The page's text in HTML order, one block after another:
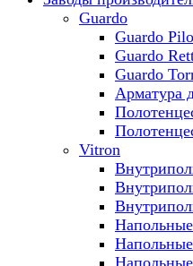
Guardo
Guardo
Guardo
Guardo
Арматура
Vitron